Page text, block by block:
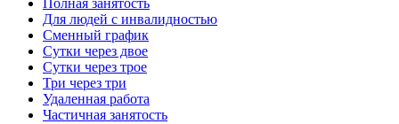
Полная занятость
Для людей с инвалидностью
Сменный график
Сутки через двое
Сутки через трое
Три через три
Удаленная работа
Частичная занятость